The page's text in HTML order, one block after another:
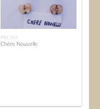
PAY_GU
Chère Nouvelle